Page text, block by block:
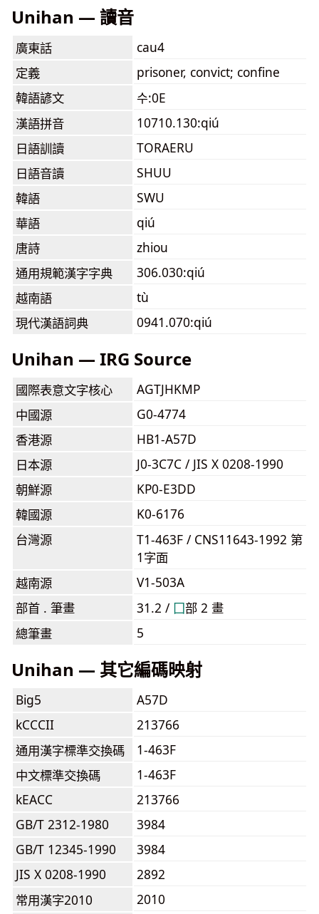
Unihan — 讀音
廣東話
cau4
定義
prisoner, convict; confine
韓語諺文
수:0E
漢語拼音
10710.130:qiú
日語訓讀
TORAERU
日語音讀
SHUU
韓語
SWU
華語
qiú
唐詩
zhiou
通用規範漢字字典
306.030:qiú
越南語
tù
現代漢語詞典
0941.070:qiú
Unihan — IRG Source
國際表意文字核心
AGTJHKMP
中國源
G0-4774
香港源
HB1-A57D
日本源
J0-3C7C / JIS X 0208-1990
朝鮮源
KP0-E3DD
韓國源
K0-6176
台灣源
T1-463F / CNS11643-1992 第
1字面
越南源
V1-503A
部首 . 筆畫
31.2 / ⼞部 2 畫
總筆畫
5
Unihan — 其它編碼映射
Big5
A57D
kCCCII
213766
通用漢字標準交換碼
1-463F
中文標準交換碼
1-463F
kEACC
213766
GB/T 2312-1980
3984
GB/T 12345-1990
3984
JIS X 0208-1990
2892
常用漢字2010
2010